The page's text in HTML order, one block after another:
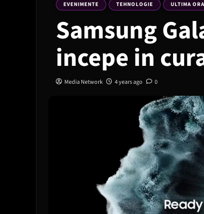
EVENIMENTE TEHNOLOGIE ULTIMA ORA
Samsung
incepe in
Media Network 4 years ago 0